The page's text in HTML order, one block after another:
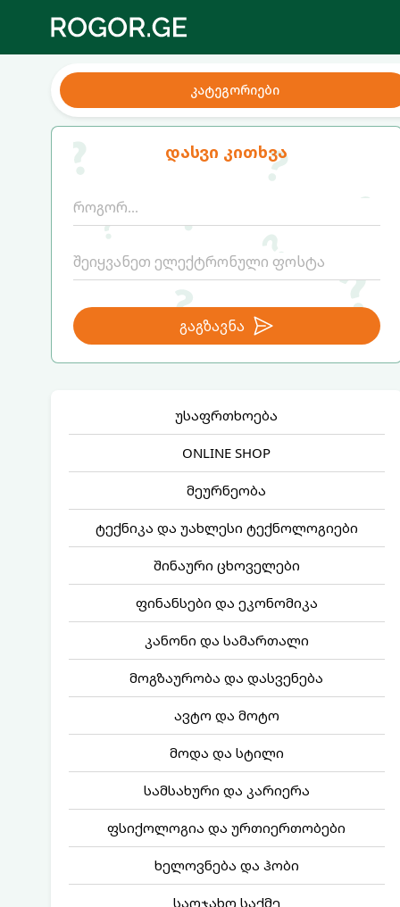
კატეგორიები
დასვი კითხვა
გაგზავნა
უსაფრთხოება
ONLINE SHOP
მეურნეობა
ტექნიკა და უახლესი ტექნოლოგიები
შინაური ცხოველები
ფინანსები და ეკონომიკა
კანონი და სამართალი
მოგზაურობა და დასვენება
ავტო და მოტო
მოდა და სტილი
სამსახური და კარიერა
ფსიქოლოგია და ურთიერთობები
ხელოვნება და ჰობი
საოჯახო საქმე